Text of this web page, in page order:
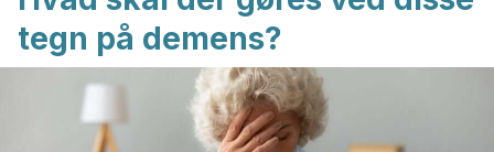
tegn på demens?